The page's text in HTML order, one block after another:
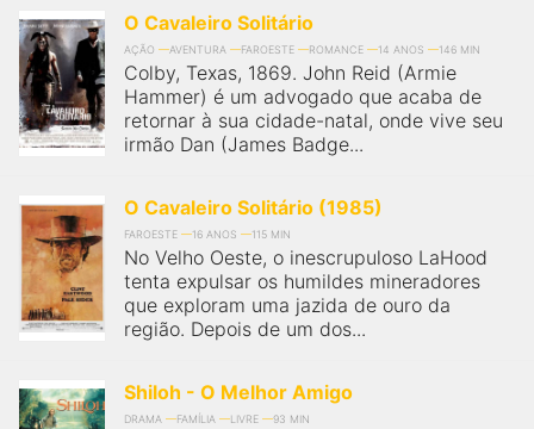
O Cavaleiro Solitário
AÇÃO AVENTURA FAROESTE ROMANCE 14 ANOS 146 MIN
Colby, Texas, 1869. John Reid (Armie
Hammer) é um advogado que acaba de
retornar à sua cidade-natal, onde vive seu
irmão Dan (James Badge...
O Cavaleiro Solitário (1985)
FAROESTE 16 ANOS 115 MIN
No Velho Oeste, o inescrupuloso LaHood
tenta expulsar os humildes mineradores
que exploram uma jazida de ouro da
região. Depois de um dos...
Shiloh - O Melhor Amigo
DRAMA FAMÍLIA LIVRE 93 MIN